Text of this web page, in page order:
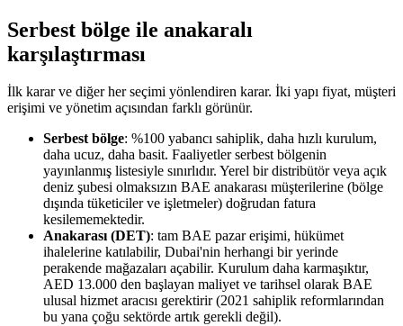
Serbest bölge ile anakaralı
karşılaştırması
İlk karar ve diğer her seçimi yönlendiren karar. İki yapı fiyat, müşteri
erişimi ve yönetim açısından farklı görünür.
Serbest bölge: %100 yabancı sahiplik, daha hızlı kurulum,
daha ucuz, daha basit. Faaliyetler serbest bölgenin
yayınlanmış listesiyle sınırlıdır. Yerel bir distribütör veya açık
deniz şubesi olmaksızın BAE anakarası müşterilerine (bölge
dışında tüketiciler ve işletmeler) doğrudan fatura
kesilememektedir.
Anakarası (DET): tam BAE pazar erişimi, hükümet
ihalelerine katılabilir, Dubai'nin herhangi bir yerinde
perakende mağazaları açabilir. Kurulum daha karmaşıktır,
AED 13.000 den başlayan maliyet ve tarihsel olarak BAE
ulusal hizmet aracısı gerektirir (2021 sahiplik reformlarından
bu yana çoğu sektörde artık gerekli değil).